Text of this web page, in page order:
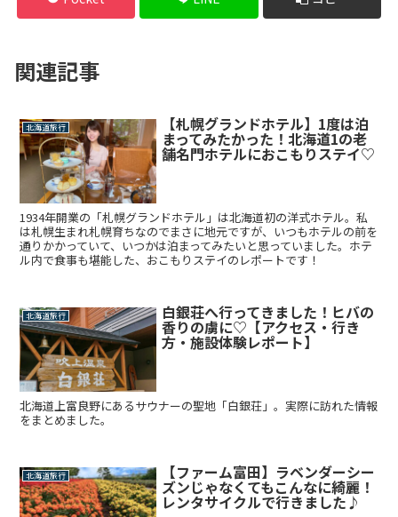
関連記事
北海道旅行 【札幌グランドホテル】1度は泊
まってみたかった！北海道1の老
舗名門ホテルにおこもりステイ♡
1934年開業の「札幌グランドホテル」は北海道初の洋式ホテル。私
は札幌生まれ札幌育ちなのでまさに地元ですが、いつもホテルの前を
通りかかっていて、いつかは泊まってみたいと思っていました。ホテ
ル内で食事も堪能した、おこもりステイのレポートです！
北海道旅行 白銀荘へ行ってきました！ヒバの
香りの虜に♡【アクセス・行き
方・施設体験レポート】
北海道上富良野にあるサウナーの聖地「白銀荘」。実際に訪れた情報
をまとめました。
北海道旅行 【ファーム富田】ラベンダーシー
ズンじゃなくてもこんなに綺麗！
レンタサイクルで行きました♪